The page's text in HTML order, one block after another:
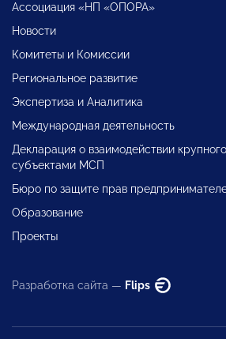
Ассоциация «НП «ОПОРА»
Новости
Комитеты и Комиссии
Региональное развитие
Экспертиза и Аналитика
Международная деятельность
Декларация о взаимодействии
субъектами МСП
Бюро по защите прав
Образование
Проекты
Разработка сайта — Flips